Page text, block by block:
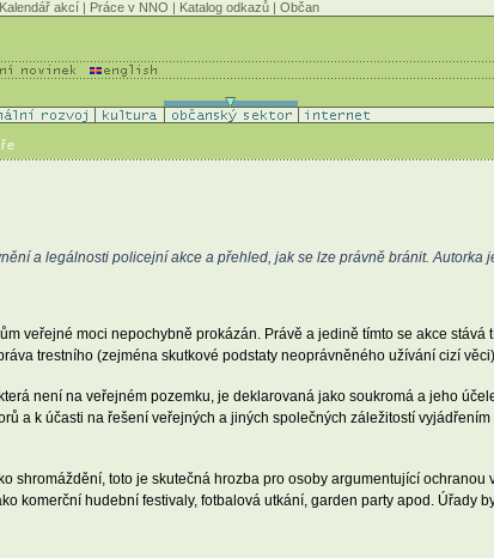
Kalendář akcí | Práce v NNO | Katalog odkazů | Občan
a legálnosti policejní akce a přehled, jak se lze právně bránit. Autorka
veřejné moci nepochybně prokázán. Právě a jedině tímto se akce stává
trestního (zejména skutkové podstaty neoprávněného užívání cizí věci).
není na veřejném pozemku, je deklarovaná jako soukromá a jeho
a k účasti na řešení veřejných a jiných společných záležitostí
shromáždění, toto je skutečná hrozba pro osoby argumentující
komerční hudební festivaly, fotbalová utkání, garden party apod. Úřady